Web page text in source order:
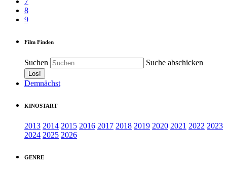
8
9
Film Finden
Suchen Suche abschicken
Demnächst
KINOSTART
2013 2014 2015 2016 2017 2018 2019 2020 2021 2022 2023
2024 2025 2026
GENRE